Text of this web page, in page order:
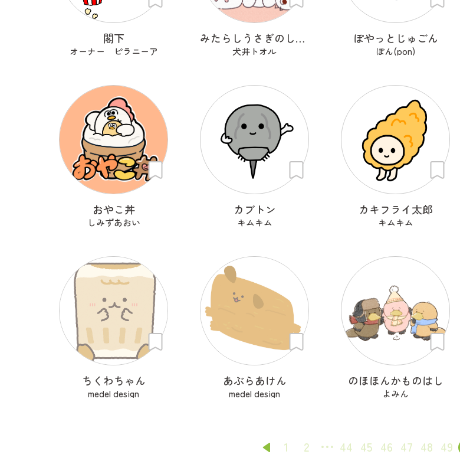
閣下
オーナー ピラニーア
みたらしうさぎのしらたま
犬井トオル
ぽやっとじゅごん
ぽん(pon)
おやこ丼
しみずあおい
カブトン
キムキム
カキフライ太郎
キムキム
ちくわちゃん
medel design
あぶらあけん
medel design
のほほんかものはし
よみん
1 2 44 45 46 47 48 49